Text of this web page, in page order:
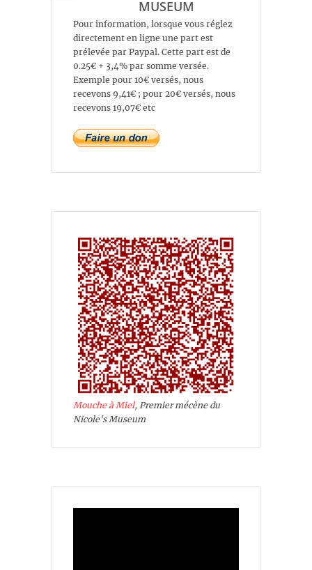
MUSEUM
Pour information, lorsque vous réglez
directement en ligne une part est
prélevée par Paypal. Cette part est de
0.25€ + 3,4% par somme versée.
Exemple pour 10€ versés, nous
recevons 9,41€ ; pour 20€ versés, nous
recevons 19,07€ etc
Mouche à Miel, Premier mécène du
Nicole's Museum